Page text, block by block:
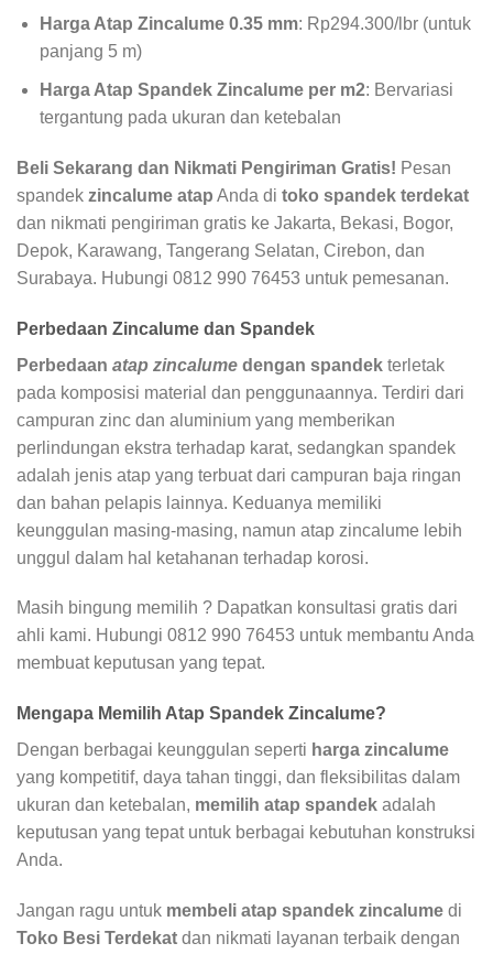
Harga Atap Zincalume 0.35 mm: Rp294.300/lbr (untuk
panjang 5 m)
Harga Atap Spandek Zincalume per m2: Bervariasi
tergantung pada ukuran dan ketebalan
Beli Sekarang dan Nikmati Pengiriman Gratis! Pesan
spandek zincalume atap Anda di toko spandek terdekat
dan nikmati pengiriman gratis ke Jakarta, Bekasi, Bogor,
Depok, Karawang, Tangerang Selatan, Cirebon, dan
Surabaya. Hubungi 0812 990 76453 untuk pemesanan.
Perbedaan Zincalume dan Spandek
Perbedaan atap zincalume dengan spandek terletak
pada komposisi material dan penggunaannya. Terdiri dari
campuran zinc dan aluminium yang memberikan
perlindungan ekstra terhadap karat, sedangkan spandek
adalah jenis atap yang terbuat dari campuran baja ringan
dan bahan pelapis lainnya. Keduanya memiliki
keunggulan masing-masing, namun atap zincalume lebih
unggul dalam hal ketahanan terhadap korosi.
Masih bingung memilih ? Dapatkan konsultasi gratis dari
ahli kami. Hubungi 0812 990 76453 untuk membantu Anda
membuat keputusan yang tepat.
Mengapa Memilih Atap Spandek Zincalume?
Dengan berbagai keunggulan seperti harga zincalume
yang kompetitif, daya tahan tinggi, dan fleksibilitas dalam
ukuran dan ketebalan, memilih atap spandek adalah
keputusan yang tepat untuk berbagai kebutuhan konstruksi
Anda.
Jangan ragu untuk membeli atap spandek zincalume di
Toko Besi Terdekat dan nikmati layanan terbaik dengan